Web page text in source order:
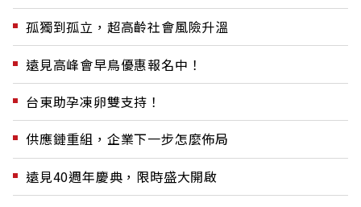
孤獨到孤立，超高齡社會風險升溫
遠見高峰會早鳥優惠報名中！
台東助孕凍卵雙支持！
供應鏈重組，企業下一步怎麼佈局
遠見40週年慶典，限時盛大開啟